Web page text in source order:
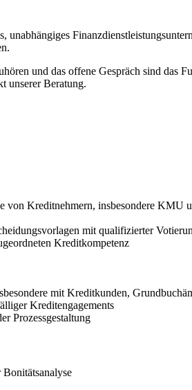
unabhängiges
und das offene Gespräch sind das
unserer Beratung.
Kreditnehmern, insbesondere KMU
mit qualifizierter
Kreditkompetenz
mit Kreditkunden,
Kreditengagements
Prozessgestaltung